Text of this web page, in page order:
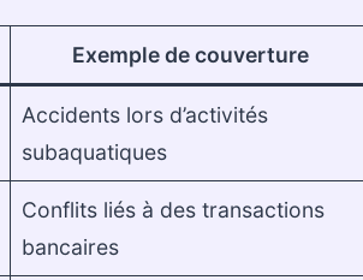
Exemple de couverture
Accidents lors d’activités
subaquatiques
Conflits liés à des transactions
bancaires